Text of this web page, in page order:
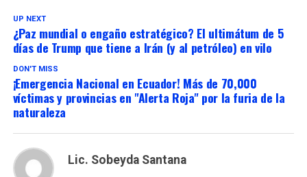
UP NEXT
¿Paz mundial o engaño estratégico? El ultimátum de 5
días de Trump que tiene a Irán (y al petróleo) en vilo
DON'T MISS
¡Emergencia Nacional en Ecuador! Más de 70,000
víctimas y provincias en "Alerta Roja" por la furia de la
naturaleza
Lic. Sobeyda Santana